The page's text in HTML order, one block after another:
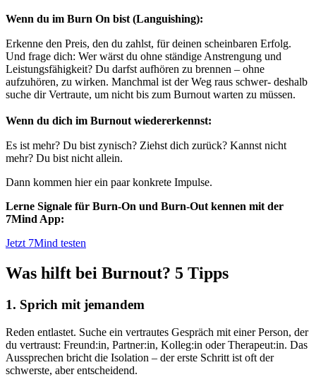
Wenn du im Burn On bist (Languishing):
Erkenne den Preis, den du zahlst, für deinen scheinbaren Erfolg.
Und frage dich: Wer wärst du ohne ständige Anstrengung und
Leistungsfähigkeit? Du darfst aufhören zu brennen – ohne
aufzuhören, zu wirken. Manchmal ist der Weg raus schwer- deshalb
suche dir Vertraute, um nicht bis zum Burnout warten zu müssen.
Wenn du dich im Burnout wiedererkennst:
Es ist mehr? Du bist zynisch? Ziehst dich zurück? Kannst nicht
mehr? Du bist nicht allein.
Dann kommen hier ein paar konkrete Impulse.
Lerne Signale für Burn-On und Burn-Out kennen mit der
7Mind App:
Jetzt 7Mind testen
Was hilft bei Burnout? 5 Tipps
1. Sprich mit jemandem
Reden entlastet. Suche ein vertrautes Gespräch mit einer Person, der
du vertraust: Freund:in, Partner:in, Kolleg:in oder Therapeut:in. Das
Aussprechen bricht die Isolation – der erste Schritt ist oft der
schwerste, aber entscheidend.